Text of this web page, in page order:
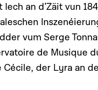
Iech an d’Zäit vun
vum Serge
de Musique
Cécile, der Lyra an